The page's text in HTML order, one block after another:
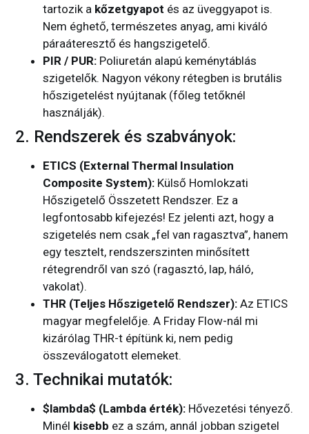
tartozik a kőzetgyapot és az üveggyapot is.
Nem éghető, természetes anyag, ami kiváló
páraáteresztő és hangszigetelő.
PIR / PUR: Poliuretán alapú keménytáblás
szigetelők. Nagyon vékony rétegben is brutális
hőszigetelést nyújtanak (főleg tetőknél
használják).
2. Rendszerek és szabványok:
ETICS (External Thermal Insulation
Composite System): Külső Homlokzati
Hőszigetelő Összetett Rendszer. Ez a
legfontosabb kifejezés! Ez jelenti azt, hogy a
szigetelés nem csak „fel van ragasztva”, hanem
egy tesztelt, rendszerszinten minősített
rétegrendről van szó (ragasztó, lap, háló,
vakolat).
THR (Teljes Hőszigetelő Rendszer): Az ETICS
magyar megfelelője. A Friday Flow-nál mi
kizárólag THR-t építünk ki, nem pedig
összeválogatott elemeket.
3. Technikai mutatók:
$lambda$ (Lambda érték): Hővezetési tényező.
Minél kisebb ez a szám, annál jobban szigetel